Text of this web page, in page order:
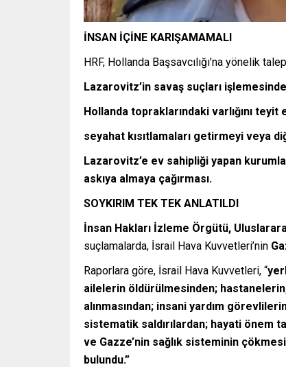
İNSAN İÇİNE KARIŞAMAMALI
HRF, Hollanda Başsavcılığı’na yönelik
Lazarovitz’in savaş suçları
Hollanda topraklarındaki varlığını
seyahat kısıtlamaları getirmeyi veya
Lazarovitz’e ev sahipliği yapan
askıya almaya çağırması.
SOYKIRIM TEK TEK ANLATILDI
İnsan Hakları İzleme Örgütü,
suçlamalarda, İsrail Hava Kuvvetleri’nin
Raporlara göre, İsrail Hava Kuvvetleri, “
ailelerin öldürülmesinden;
alınmasından; insani yardım
sistematik saldırılardan; hayati önem
ve Gazze’nin sağlık sisteminin
bulundu.”